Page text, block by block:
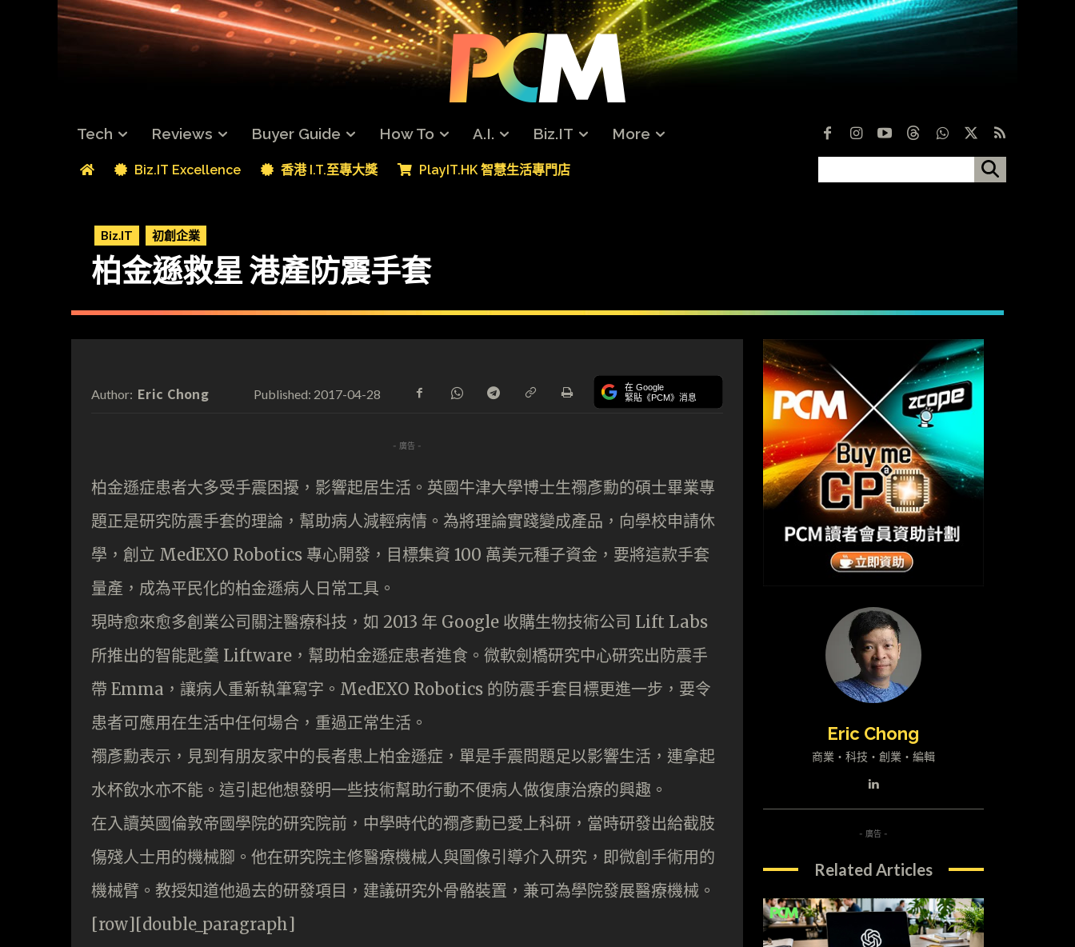
Tech Reviews Buyer Guide How To A.I. Biz.IT More
Biz.IT Excellence 香港 I.T.至專大獎 PlayIT.HK 智慧生活專門店
Biz.IT 初創企業
柏金遜救星 港產防震手套
Author: Eric Chong Published: 2017-04-28 在 Google
緊貼《PCM》消息
- 廣告 -
柏金遜症患者大多受手震困擾，影響起居生活。英國牛津大學博士生禤彥勳的碩士畢業專
題正是研究防震手套的理論，幫助病人減輕病情。為將理論實踐變成產品，向學校申請休
學，創立 MedEXO Robotics 專心開發，目標集資 100 萬美元種子資金，要將這款手套
量產，成為平民化的柏金遜病人日常工具。
現時愈來愈多創業公司關注醫療科技，如 2013 年 Google 收購生物技術公司 Lift Labs
所推出的智能匙羹 Liftware，幫助柏金遜症患者進食。微軟劍橋研究中心研究出防震手
帶 Emma，讓病人重新執筆寫字。MedEXO Robotics 的防震手套目標更進一步，要令
患者可應用在生活中任何場合，重過正常生活。
禤彥勳表示，見到有朋友家中的長者患上柏金遜症，單是手震問題足以影響生活，連拿起
水杯飲水亦不能。這引起他想發明一些技術幫助行動不便病人做復康治療的興趣。
在入讀英國倫敦帝國學院的研究院前，中學時代的禤彥勳已愛上科研，當時研發出給截肢
傷殘人士用的機械腳。他在研究院主修醫療機械人與圖像引導介入研究，即微創手術用的
機械臂。教授知道他過去的研發項目，建議研究外骨骼裝置，兼可為學院發展醫療機械。
[row][double_paragraph]
Eric Chong
商業・科技・創業・編輯
- 廣告 -
Related Articles